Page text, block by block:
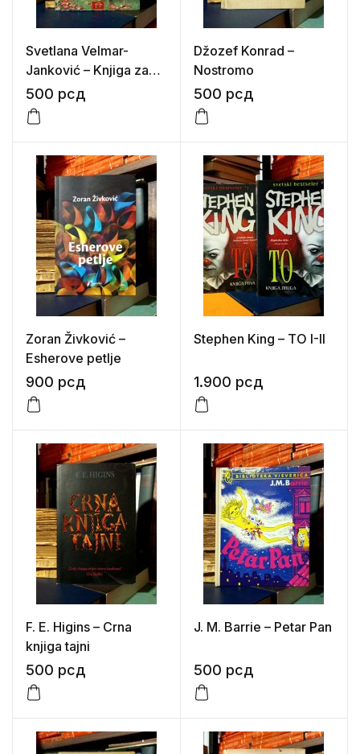
Svetlana Velmar-
Janković – Knjiga za
Marka
500 рсд
Džozef Konrad –
Nostromo
500 рсд
Zoran Živković –
Esherove petlje
900 рсд
Stephen King – TO I-II
1.900 рсд
F. E. Higins – Crna
knjiga tajni
500 рсд
J. M. Barrie – Petar Pan
500 рсд